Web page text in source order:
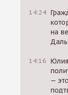
14:24
на
14:16
—